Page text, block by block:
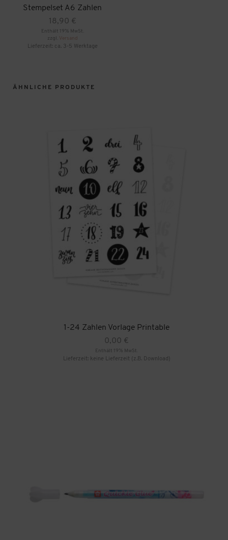
Stempelset A6 Zahlen
18,90 €
Enthält 19% MwSt.
zzgl. Versand
Lieferzeit: ca. 3-5 Werktage
ÄHNLICHE PRODUKTE
1-24 Zahlen Vorlage Printable
0,00 €
Enthält 19% MwSt.
Lieferzeit: keine Lieferzeit (z.B. Download)